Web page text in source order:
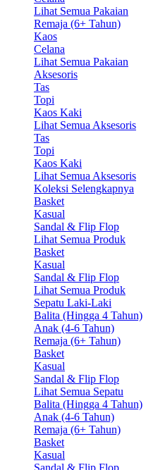
Lihat Semua Pakaian
Remaja (6+ Tahun)
Kaos
Celana
Lihat Semua Pakaian
Aksesoris
Tas
Topi
Kaos Kaki
Lihat Semua Aksesoris
Tas
Topi
Kaos Kaki
Lihat Semua Aksesoris
Koleksi Selengkapnya
Basket
Kasual
Sandal & Flip Flop
Lihat Semua Produk
Basket
Kasual
Sandal & Flip Flop
Lihat Semua Produk
Sepatu Laki-Laki
Balita (Hingga 4 Tahun)
Anak (4-6 Tahun)
Remaja (6+ Tahun)
Basket
Kasual
Sandal & Flip Flop
Lihat Semua Sepatu
Balita (Hingga 4 Tahun)
Anak (4-6 Tahun)
Remaja (6+ Tahun)
Basket
Kasual